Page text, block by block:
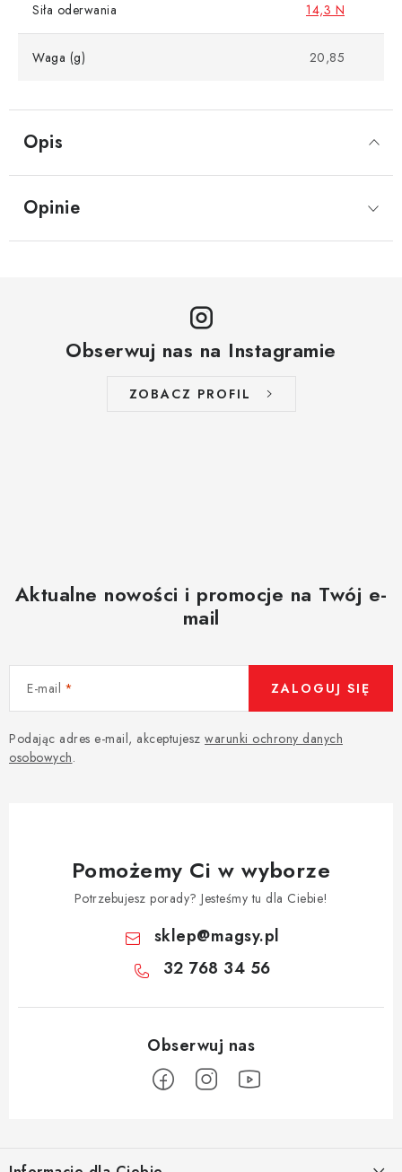
Opis
Siła oderwania 14,3 N
Waga (g) 20,85
Opinie
Obserwuj nas na Instagramie
ZOBACZ PROFIL
Aktualne nowości i promocje na Twój e-
mail
E-mail
Podając adres e-mail, akceptujesz warunki ochrony danych
osobowych.
ZALOGUJ SIĘ
Pomożemy Ci w wyborze
Potrzebujesz porady? Jesteśmy tu dla Ciebie!
sklep@magsy.pl
32 768 34 56